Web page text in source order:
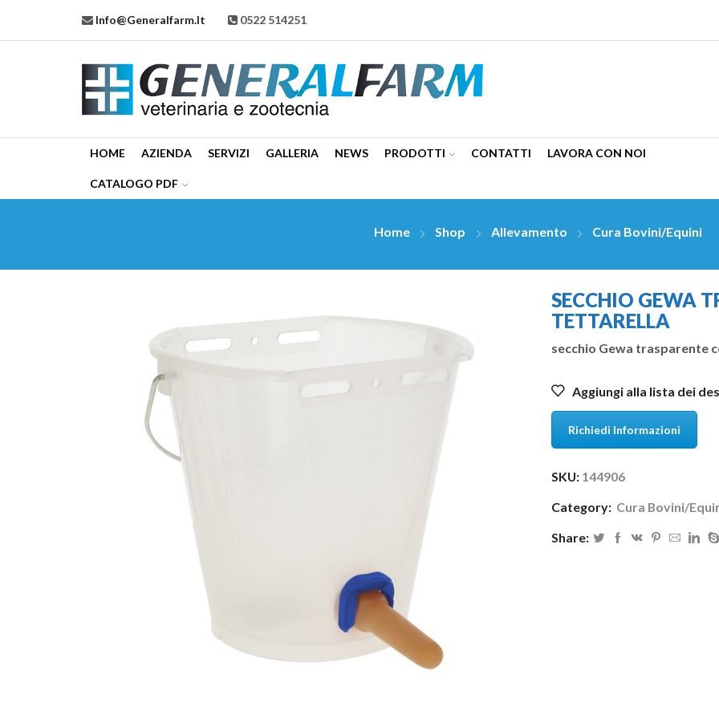
Info@generalfarm.it 0522 514251
HOME AZIENDA SERVIZI GALLERIA NEWS PRODOTTI CONTATTI LAVORA CON NOI
CATALOGO PDF
Home Shop Allevamento Cura Bovini/Equini
SECCHIO GEWA
TETTARELLA
secchio Gewa trasparente
Aggiungi alla lista dei
Richiedi Informazioni
SKU: 144906
Category: Cura Bovini/
Share: